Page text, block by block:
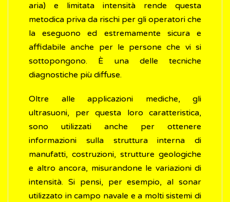
aria) e limitata intensità rende questa
metodica priva da rischi per gli operatori che
la eseguono ed estremamente sicura e
affidabile anche per le persone che vi si
sottopongono. È una delle tecniche
diagnostiche più diffuse.
Oltre alle applicazioni mediche, gli
ultrasuoni, per questa loro caratteristica,
sono utilizzati anche per ottenere
informazioni sulla struttura interna di
manufatti, costruzioni, strutture geologiche
e altro ancora, misurandone le variazioni di
intensità. Si pensi, per esempio, al sonar
utilizzato in campo navale e a molti sistemi di